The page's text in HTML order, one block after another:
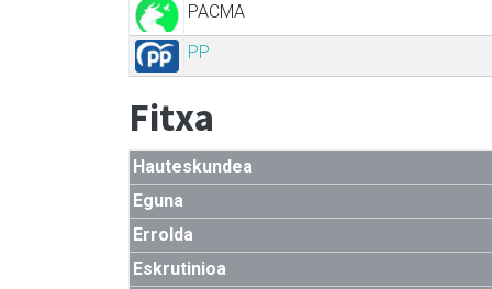
PACMA
PP
Fitxa
Hauteskundea
Eguna
Errolda
Eskrutinioa